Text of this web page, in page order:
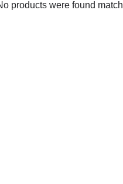
products were found